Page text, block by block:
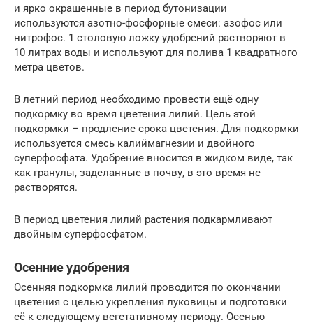
и ярко окрашенные в период бутонизации
используются азотно-фосфорные смеси: азофос или
нитрофос. 1 столовую ложку удобрений растворяют в
10 литрах воды и используют для полива 1 квадратного
метра цветов.
В летний период необходимо провести ещё одну
подкормку во время цветения лилий. Цель этой
подкормки – продление срока цветения. Для подкормки
используется смесь калиймагнезии и двойного
суперфосфата. Удобрение вносится в жидком виде, так
как гранулы, заделанные в почву, в это время не
растворятся.
В период цветения лилий растения подкармливают
двойным суперфосфатом.
Осенние удобрения
Осенняя подкормка лилий проводится по окончании
цветения с целью укрепления луковицы и подготовки
её к следующему вегетативному периоду. Осенью